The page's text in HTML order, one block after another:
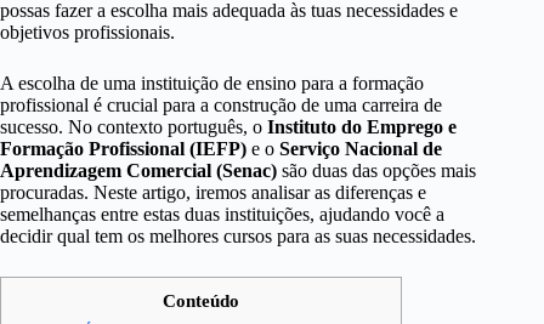
possas fazer a escolha mais adequada às tuas necessidades e
objetivos profissionais.
A escolha de uma instituição de ensino para a formação
profissional é crucial para a construção de uma carreira de
sucesso. No contexto português, o Instituto do Emprego e
Formação Profissional (IEFP) e o Serviço Nacional de
Aprendizagem Comercial (Senac) são duas das opções mais
procuradas. Neste artigo, iremos analisar as diferenças e
semelhanças entre estas duas instituições, ajudando você a
decidir qual tem os melhores cursos para as suas necessidades.
Conteúdo